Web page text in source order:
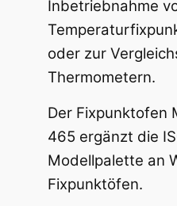
Inbetriebnahme
oder zur
Thermometern.
Der Fixpunktofen
465 ergänzt die
Modellpalette an
Fixpunktöfen.